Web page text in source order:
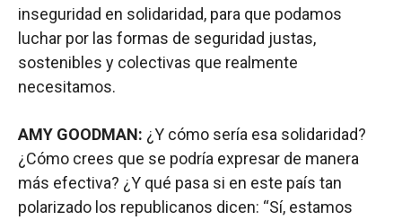
inseguridad en solidaridad, para que podamos
luchar por las formas de seguridad justas,
sostenibles y colectivas que realmente
necesitamos.
AMY GOODMAN: ¿Y cómo sería esa solidaridad?
¿Cómo crees que se podría expresar de manera
más efectiva? ¿Y qué pasa si en este país tan
polarizado los republicanos dicen: “Sí, estamos